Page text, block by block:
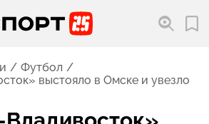
Футбол
выстояло в Омске и увезло